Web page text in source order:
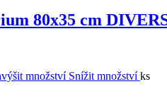
80x35 cm
množství Snížit množstvíks